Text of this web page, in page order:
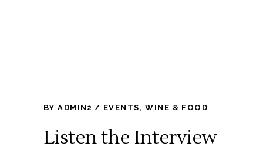
BYADMIN2 EVENTS,WINE & FOOD
Listen the Interview